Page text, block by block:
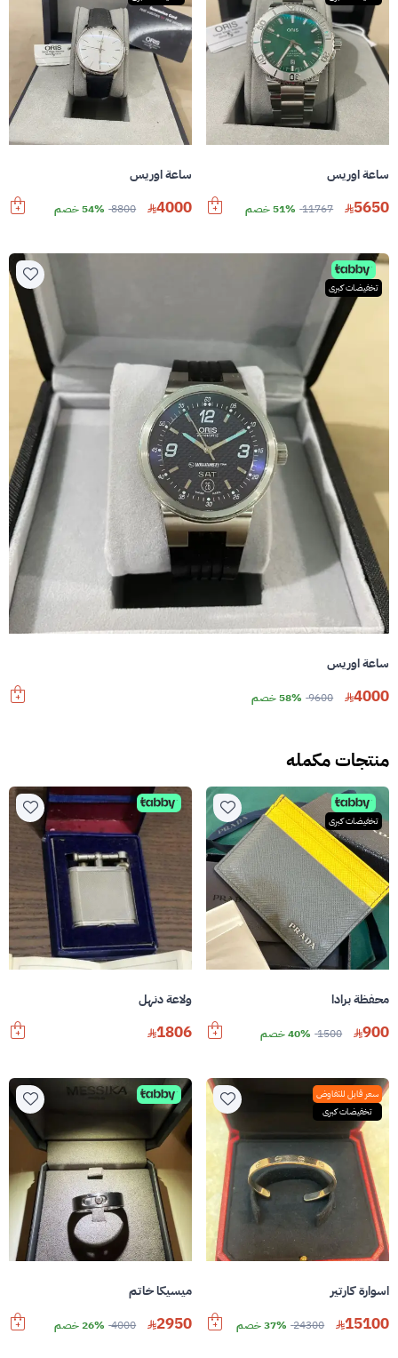
ساعة اوريس
5650
11767 51% خصم
ساعة اوريس
4000
8800 54% خصم
تخفيضات كبرى
ساعة اوريس
4000
9600 58% خصم
منتجات مكمله
تخفيضات كبرى
محفظة برادا
900
1500 40% خصم
ولاعة دنهل
1806
سعر قابل للتفاوض
تخفيضات كبرى
اسوارة كارتير
15100
24300 37% خصم
ميسيكا خاتم
2950
4000 26% خصم